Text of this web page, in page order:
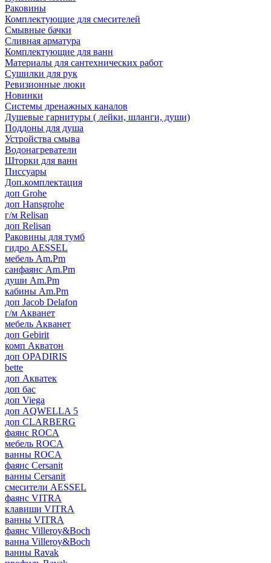
Раковины
Комплектующие для смесителей
Смывные бачки
Сливная арматура
Комплектующие для ванн
Материалы для сантехнических работ
Сушилки для рук
Ревизионные люки
Новинки
Системы дренажных каналов
Душевые гарнитуры ( лейки, шланги, души)
Поддоны для душа
Устройства смыва
Водонагреватели
Шторки для ванн
Писсуары
Доп.комплектация
доп Grohe
доп Hansgrohe
г/м Relisan
доп Relisan
Раковины для тумб
гидро AESSEL
мебель Am.Pm
санфаянс Am.Pm
души Am.Pm
кабины Am.Pm
доп Jacob Delafon
г/м Акванет
мебель Акванет
доп Gebirit
комп Акватон
доп OPADIRIS
bette
доп Акватек
доп бас
доп Viega
доп AQWELLA 5
доп CLARBERG
фаянс ROCA
мебель ROCA
ванны ROCA
фаянс Cersanit
ванны Cersanit
смесители AESSEL
фаянс VITRA
клавиши VITRA
ванны VITRA
фаянс Villeroy&Boch
ванна Villeroy&Boch
ванны Ravak